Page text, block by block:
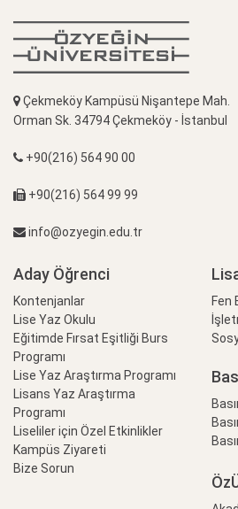
Çekmeköy Kampüsü Nişantepe Mah.
Orman Sk. 34794 Çekmeköy - İstanbul
+90(216) 564 90 00
+90(216) 564 99 99
info@ozyegin.edu.tr
Aday Öğrenci
Kontenjanlar
Lise Yaz Okulu
Eğitimde Fırsat Eşitliği Burs
Programı
Lise Yaz Araştırma Programı
Lisans Yaz Araştırma
Programı
Liseliler için Özel Etkinlikler
Kampüs Ziyareti
Bize Sorun
Fen